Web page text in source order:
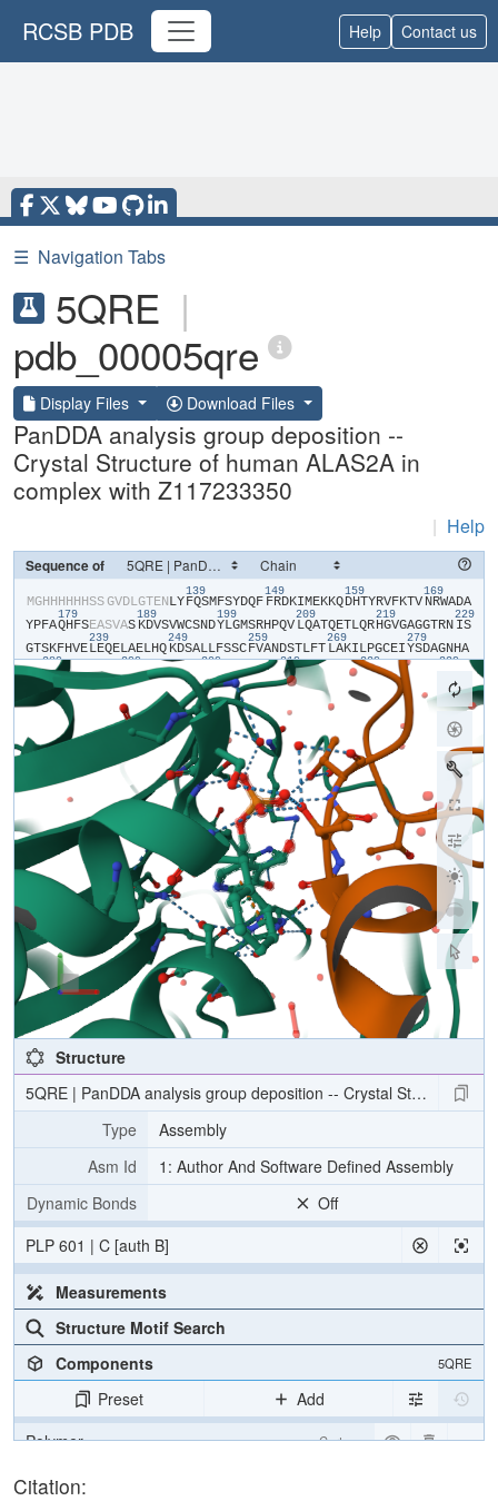
RCSB PDB Help Contact us
☰ Navigation Tabs
5QRE |
pdb_00005qre
Display Files Download Files
PanDDA analysis group deposition --
Crystal Structure of human ALAS2A in
complex with Z117233350
| Help
Sequence of
​M​​G​​H​​H​​H​​H​​H​​H​​S​​S​​G​​V​​D​​L​​G​​T​​E​​N​​L​​Y​
139
​F​​Q​​S​​M​​F​​S​​Y​​D​​Q​​F​
149
​F​​R​​D​​K​​I​​M​​E​​K​​K​​Q​
159
​D​​H​​T​​Y​​R​​V​​F​​K​​T​​V​
169
​N​​R​​W​​A​​D​​A​​
Y​​P​​F​​A​
179
​Q​​H​​F​​S​​E​​A​​S​​V​​A​​S​
189
​K​​D​​V​​S​​V​​W​​C​​S​​N​​D​
199
​Y​​L​​G​​M​​S​​R​​H​​P​​Q​​V​
209
​L​​Q​​A​​T​​Q​​E​​T​​L​​Q​​R​
219
​H​​G​​V​​G​​A​​G​​G​​T​​R​​N​
229
​I​​S​​
G​​T​​S​​K​​F​​H​​V​​E​
239
​L​​E​​Q​​E​​L​​A​​E​​L​​H​​Q​
249
​K​​D​​S​​A​​L​​L​​F​​S​​S​​C​
259
​F​​V​​A​​N​​D​​S​​T​​L​​F​​T​
269
​L​​A​​K​​I​​L​​P​​G​​C​​E​​I​
279
​Y​​S​​D​​A​​G​​N​​H​​A​
S​​M​
289
​I​​Q​​G​​I​​R​​N​​S​​G​​A​​A​
299
​K​​F​​V​​F​​R​​H​​N​​D​​P​​D​
309
​L​​K​​K​​L​​L​​E​​K​​S​​N​
319
​P​​K​​I​​P​​K​ ​I​ ​F​​E​
329
​T​​V​​H​​S​​M​​D​​G​
339
​V​​S​​H​
359
​V​​H​​A​​V​​G​​L​ ​Y​​G​​S​​R​
369
​G​​A​
379
​M​​H​​K​ ​D​​I​​I​​S​
389
​L​​G​ ​K​ ​A​​F​​G​ ​V​​G​
​R​​D​
409
​V​​R​​S​​Y​ ​G​​F​​I​
419
​F​​T​​T​​S​ ​P​​P​​M​​V​​L​
429
​S​​G​ ​A​​L​ ​E​​G​​Q​ ​L​​R​​R​
449
​R​​N​
K​​H​​M​​R​
459
​Q​​L​​L​
469
​I​​P​​C​​P​​S​ ​H​​I​​I​
479
​V​ ​N​​A​​A​​L​​N​ ​S​ ​K​​L​​C​​D​​L​​L​​L​ ​H​​G​
499
​Y​​V​​Q​​A​ ​T​
509
​V​
​P​​S​​P​​H​​H​ ​M​
529
​M​​E​​D​​F​​V​ ​K​​L​​L​ ​L​
539
​A​ ​T​​A​ ​L​ ​P​​L​​Q​​D​​V​ ​S​​V​​A​​A​​C​ ​H​​F​​E​
M​​S​
569
​E​​W​​E​ ​P​​Q​​Y​​V​​T​ ​T​​Y​​A​
Structure
5QRE | PanDDA analysis group deposition -- Crystal Structure of
Type
Assembly
Asm Id
1: Author And Software Defined Assembly
Dynamic Bonds
Off
PLP 601 | C [auth B]
Measurements
Structure Motif Search
Components
5QRE
Preset
Add
Polymer
Cartoon
Ligand
Citation: